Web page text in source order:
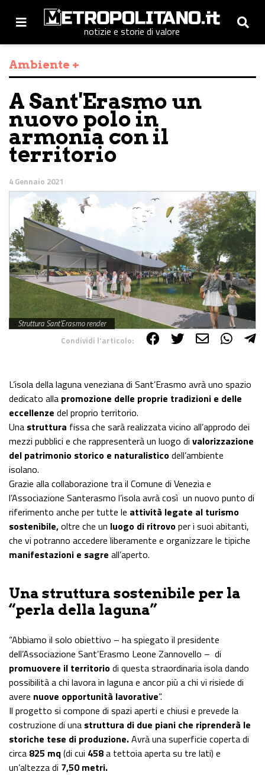
notizie e storie di valore
Ambiente +
A Sant'Erasmo un
nuovo polo in
armonia con il
territorio
4 Gennaio 2021
Struttura Sant'Erasmo render
Condividi l'articolo:
L’isola della laguna veneziana di Sant’Erasmo avrà uno spazio
dedicato alla promozione delle proprie tradizioni e delle
eccellenze del proprio territorio.
Una struttura fissa che sarà realizzata vicino all’approdo dei
mezzi pubblici e che rappresenterà un luogo di valorizzazione
del patrimonio storico e naturalisticodell’ambiente
isolano.
Grazie alla collaborazione tra il Comune di Venezia e
l’Associazione Santerasmo l’isola avrà così un nuovo punto di
riferimento anche per tutte le attività legate al turismo
sostenibile,oltre che un luogo di ritrovoper i suoi abitanti,
che vi potranno accedere liberamente e organizzare le tipiche
manifestazioni e sagre all’aperto.
Una struttura sostenibile per la
“perla della laguna”
“Abbiamo il solo obiettivo – ha spiegato il presidente
dell’Associazione Sant’Erasmo Leone Zannovello – di
promuovere il territoriodi questa straordinaria isola dando
possibilità a chi lavora in laguna e ancor più a chi vi risiede di
avere nuove opportunità lavorative”.
Il progetto si compone di spazi aperti e chiusi e prevede la
costruzione di una struttura di due piani che riprenderà le
storiche tese di produzione.Avrà una superficie coperta di
circa 825 mq(di cui 458a tettoia aperta su tre lati) e
un’altezza di 7,50 metri.